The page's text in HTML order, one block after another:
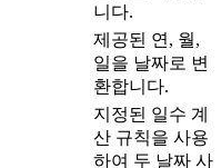
니다.
제공된 연, 월,
일을 날짜로 변
환합니다.
지정된 일수 계
산 규칙을 사용
하여 두 날짜 사